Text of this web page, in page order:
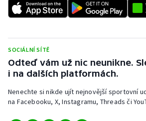
SOCIÁLNÍ SÍTĚ
Odteď vám už nic neunikne.
i na dalších platformách.
Nenechte si nikde ujít nejnovější sportovní
na Facebooku, X, Instagramu, Threads či